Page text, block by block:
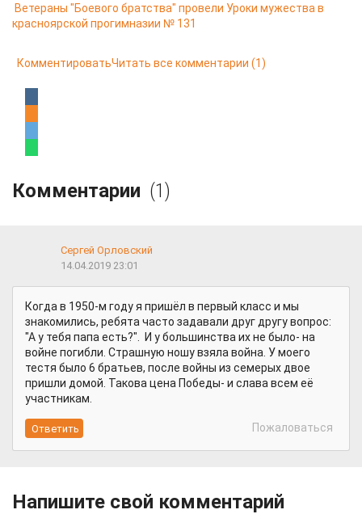
Ветераны "Боевого братства" провели Уроки мужества в
красноярской прогимназии № 131
КомментироватьЧитать все комментарии (1)
Комментарии (1)
Сергей Орловский
14.04.2019 23:01
Когда в 1950-м году я пришёл в первый класс и мы
знакомились, ребята часто задавали друг другу вопрос:
"А у тебя папа есть?". И у большинства их не было- на
войне погибли. Страшную ношу взяла война. У моего
тестя было 6 братьев, после войны из семерых двое
пришли домой. Такова цена Победы- и слава всем её
участникам.
Пожаловаться
Напишите свой комментарий